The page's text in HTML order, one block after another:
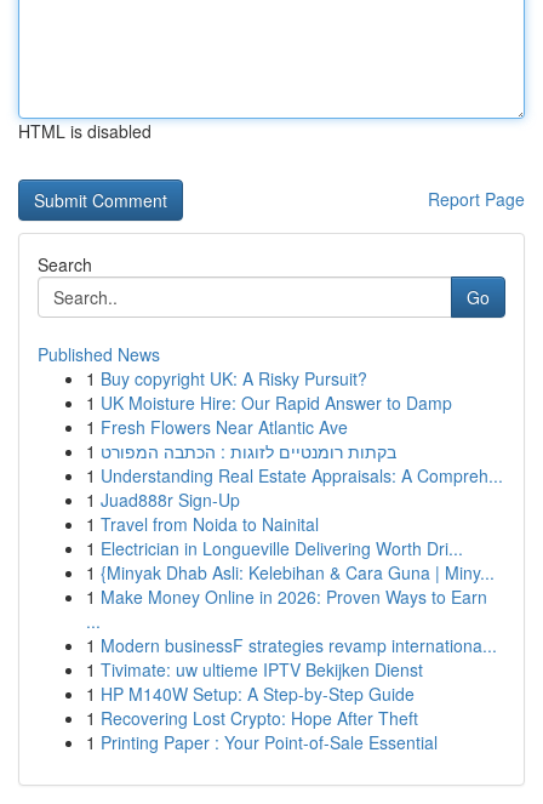
HTML is disabled
Report Page
Search
Go
Published News
1 Buy copyright UK: A Risky Pursuit?
1 UK Moisture Hire: Our Rapid Answer to Damp
1 Fresh Flowers Near Atlantic Ave
1 בקתות רומנטיים לזוגות : הכתבה המפורט
1 Understanding Real Estate Appraisals: A Compreh...
1 Juad888r Sign-Up
1 Travel from Noida to Nainital
1 Electrician in Longueville Delivering Worth Dri...
1 {Minyak Dhab Asli: Kelebihan & Cara Guna | Miny...
1 Make Money Online in 2026: Proven Ways to Earn
...
1 Modern businessF strategies revamp internationa...
1 Tivimate: uw ultieme IPTV Bekijken Dienst
1 HP M140W Setup: A Step-by-Step Guide
1 Recovering Lost Crypto: Hope After Theft
1 Printing Paper : Your Point-of-Sale Essential